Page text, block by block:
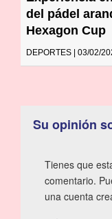
del pádel
Hexagon Cup
DEPORTES | 03/02/
Su opinión
Tienes que
comentario.
una cuenta